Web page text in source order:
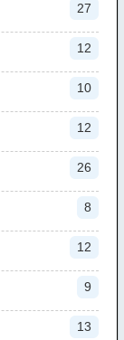
27
12
10
12
26
8
12
9
13